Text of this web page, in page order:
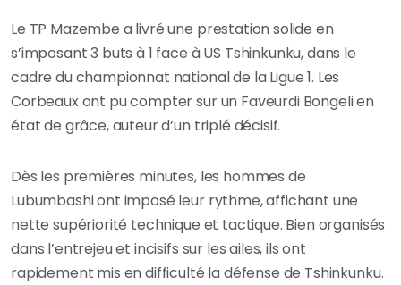
Le TP Mazembe a livré une prestation solide en
s’imposant 3 buts à 1 face à US Tshinkunku, dans le
cadre du championnat national de la Ligue 1. Les
Corbeaux ont pu compter sur un Faveurdi Bongeli en
état de grâce, auteur d’un triplé décisif.
Dès les premières minutes, les hommes de
Lubumbashi ont imposé leur rythme, affichant une
nette supériorité technique et tactique. Bien organisés
dans l’entrejeu et incisifs sur les ailes, ils ont
rapidement mis en difficulté la défense de Tshinkunku.